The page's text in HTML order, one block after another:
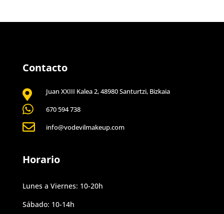
Contacto
 Juan XXIII Kalea 2, 48980 Santurtzi, Bizkaia
 670 594 738
 info@vodevilmakeup.com
Horario
Lunes a Viernes: 10-20h
Sábado: 10-14h